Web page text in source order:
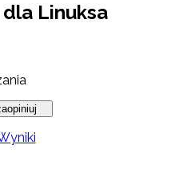
Linuksa